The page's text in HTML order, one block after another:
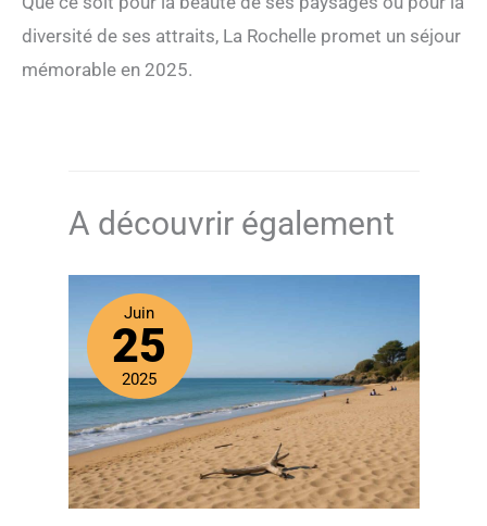
diversité de ses attraits, La Rochelle promet un séjour
mémorable en 2025.
A découvrir également
Juin
25
2025